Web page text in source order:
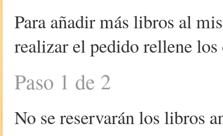
Para añadir más libros al
realizar el pedido rellene
Paso 1 de 2
No se reservarán los libros